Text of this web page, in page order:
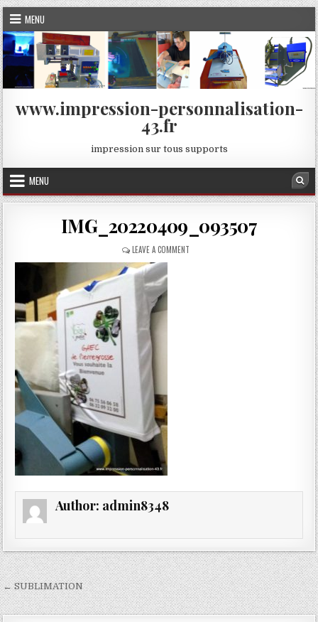
Skip
to
content
MENU
www.impression-personnalisation-
43.fr
impression sur tous supports
MENU
IMG_20220409_093507
LEAVE A COMMENTON
Author: admin8348
Navigation
de
← SUBLIMATION